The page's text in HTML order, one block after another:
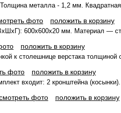
металла - 1,2 мм.
фото положить в корзину
600x600x20 мм. Материал —
положить в корзину
к столешнице верстака
фото положить в корзину
входит: 2 кронштейна
фото положить в корзину